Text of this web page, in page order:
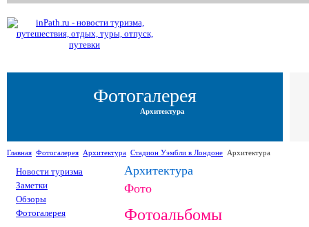
Фотогалерея
Архитектура
Главная Фотогалерея Архитектура Стадион Уэмбли в Лондоне Архитектура
Новости туризма
Заметки
Обзоры
Фотогалерея
Архитектура
Фото
Фотоальбомы